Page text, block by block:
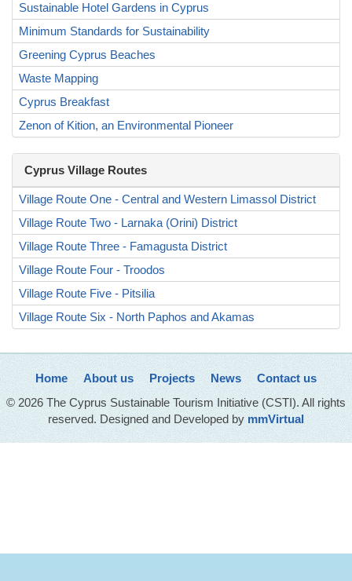
Sustainable Hotel Gardens in Cyprus
Minimum Standards for Sustainability
Greening Cyprus Beaches
Waste Mapping
Cyprus Breakfast
Zenon of Kition, an Environmental Pioneer
Cyprus Village Routes
Village Route One - Central and Western Limassol District
Village Route Two - Larnaka (Orini) District
Village Route Three - Famagusta District
Village Route Four - Troodos
Village Route Five - Pitsilia
Village Route Six - North Paphos and Akamas
Home About us Projects News
Contact us
© 2026 The Cyprus Sustainable Tourism Initiative (CSTI). All rights
reserved. Designed and Developed by mmVirtual